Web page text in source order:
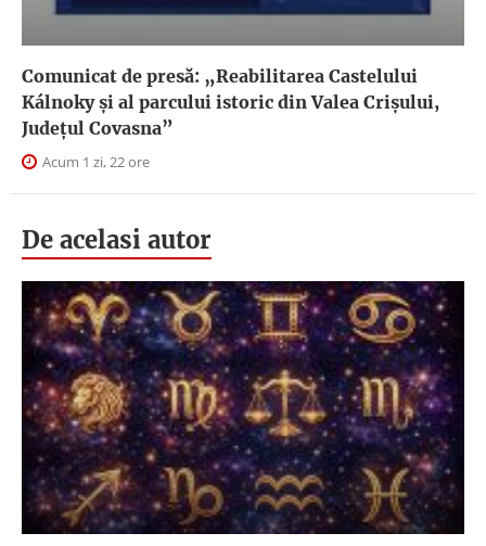
Comunicat de presă: „Reabilitarea Castelului
Kálnoky și al parcului istoric din Valea Crișului,
Județul Covasna”
Acum 1 zi, 22 ore
De acelasi autor